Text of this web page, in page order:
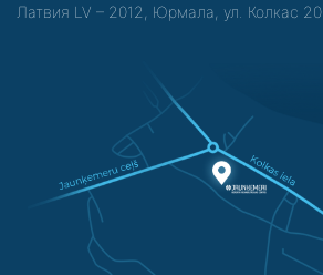
Латвия LV – 2012, Юрмала, ул. Колкас 20